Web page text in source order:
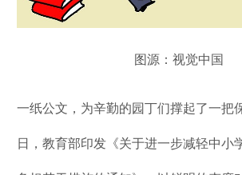
图源：视觉中国
一纸公文，为辛勤的园丁们撑起了一把
日，教育部印发《关于进一步减轻中小